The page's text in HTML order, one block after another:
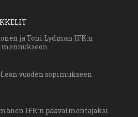
ja Toni Lydman IFK:n
vuoden sopimukseen
IFK:n päävalmentajaksi